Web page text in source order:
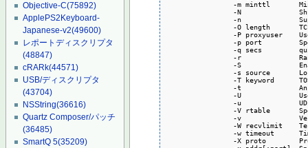
Objective-C(75892)
ApplePS2Keyboard-
Japanese-v2(49600)
レポートディスクリプタ
(48847)
cRARk(44571)
USB/ディスクリプタ
(43704)
NSString(36616)
Quartz Composer/パッチ
(36485)
SmartQ 5(35209)